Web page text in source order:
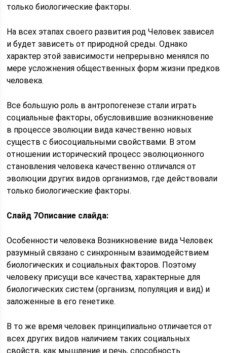
только биологические факторы.
На всех этапах своего развития род Человек зависел
и будет зависеть от природной среды. Однако
характер этой зависимости непрерывно менялся по
мере усложнения общественных форм жизни предков
человека.
Все большую роль в антропогенезе стали играть
социальные факторы, обусловившие возникновение
в процессе эволюции вида качественно новых
существ с биосоциальными свойствами. В этом
отношении исторический процесс эволюционного
становления человека качественно отличался от
эволюции других видов организмов, где действовали
только биологические факторы.
Слайд 7Описание слайда:
Особенности человека Возникновение вида Человек
разумный связано с синхронным взаимодействием
биологических и социальных факторов. Поэтому
человеку присущи все качества, характерные для
биологических систем (организм, популяция и вид) и
заложенные в его генетике.
В то же время человек принципиально отличается от
всех других видов наличием таких социальных
свойств, как мышление и речь, способность